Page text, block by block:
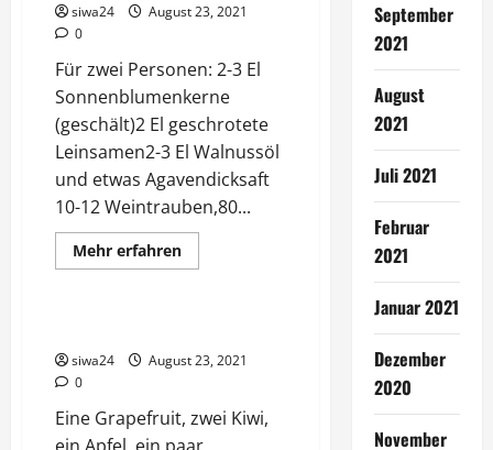
siwa24
August 23, 2021
0
Für zwei Personen: 2-3 El
Sonnenblumenkerne
(geschält)2 El geschrotete
Leinsamen2-3 El Walnussöl
und etwas Agavendicksaft
10-12 Weintrauben,80...
Mehr erfahrenMehr
Informationen
und
Obst
Salate
siwa24
August 23, 2021
0
Eine Grapefruit, zwei Kiwi,
September
2021
August
2021
Juli 2021
Februar
2021
Januar 2021
Dezember
2020
November